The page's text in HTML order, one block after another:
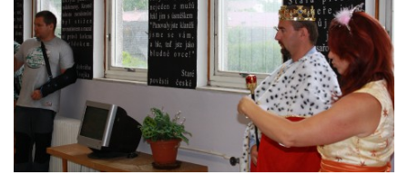
ON-LINE KATALOG
WEBOVÁ KAMERA
VIDEA Z DRONU